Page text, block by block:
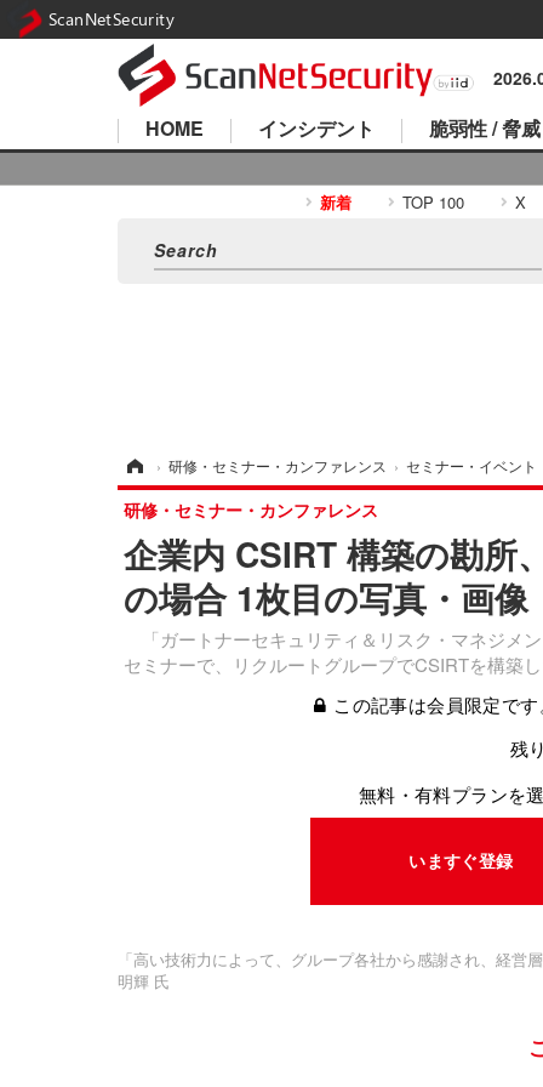
HOME インシデント 脆弱性 / 脅威
新着 TOP 100 X
› 研修・セミナー・カンファレンス › セミナー・イベント
企業内 CSIRT 構築の勘所
の場合 1枚目の写真・画像
「ガートナーセキュリティ＆リスク・マネジメ
セミナーで、リクルートグループでCSIRTを構築
研修・セミナー・カンファレンス
この記事は会員限定で
残
無料・有料プランを
いますぐ登録
「高い技術力によって、グループ各社から感謝され、経
明輝 氏
ScanNetSecurity